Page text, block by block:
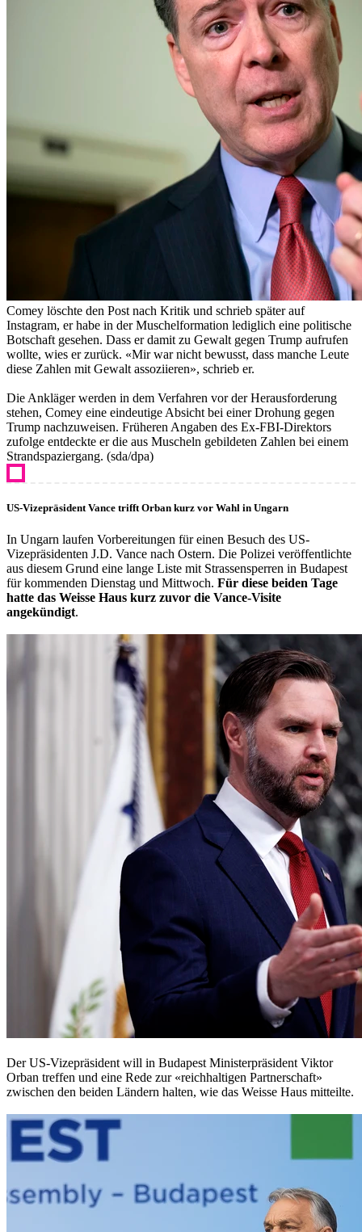
Comey löschte den Post nach Kritik und schrieb später auf
Instagram, er habe in der Muschelformation lediglich eine politische
Botschaft gesehen. Dass er damit zu Gewalt gegen Trump aufrufen
wollte, wies er zurück. «Mir war nicht bewusst, dass manche Leute
diese Zahlen mit Gewalt assoziieren», schrieb er.
Die Ankläger werden in dem Verfahren vor der Herausforderung
stehen, Comey eine eindeutige Absicht bei einer Drohung gegen
Trump nachzuweisen. Früheren Angaben des Ex-FBI-Direktors
zufolge entdeckte er die aus Muscheln gebildeten Zahlen bei einem
Strandspaziergang. (sda/dpa)
US-Vizepräsident Vance trifft Orban kurz vor Wahl in Ungarn
In Ungarn laufen Vorbereitungen für einen Besuch des US-
Vizepräsidenten J.D. Vance nach Ostern. Die Polizei veröffentlichte
aus diesem Grund eine lange Liste mit Strassensperren in Budapest
für kommenden Dienstag und Mittwoch. Für diese beiden Tage
hatte das Weisse Haus kurz zuvor die Vance-Visite
angekündigt.
Der US-Vizepräsident will in Budapest Ministerpräsident Viktor
Orban treffen und eine Rede zur «reichhaltigen Partnerschaft»
zwischen den beiden Ländern halten, wie das Weisse Haus mitteilte.